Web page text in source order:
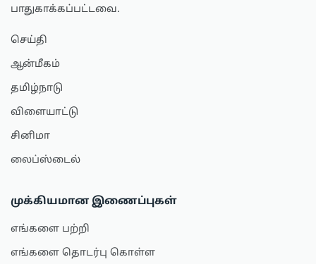
பாதுகாக்கப்பட்டவை.
செய்தி
ஆன்மீகம்
தமிழ்நாடு
விளையாட்டு
சினிமா
லைப்ஸ்டைல்
முக்கியமான இணைப்புகள்
எங்களை பற்றி
எங்களை தொடர்பு கொள்ள